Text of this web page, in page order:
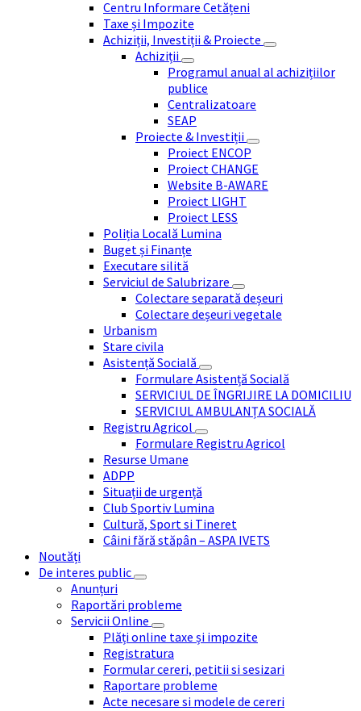
Centru Informare Cetățeni
Taxe și Impozite
Achiziții, Investiții & Proiecte
Achiziții
Programul anual al achizițiilor
publice
Centralizatoare
SEAP
Proiecte & Investiții
Proiect ENCOP
Proiect CHANGE
Website B-AWARE
Proiect LIGHT
Proiect LESS
Poliția Locală Lumina
Buget și Finanțe
Executare silită
Serviciul de Salubrizare
Colectare separată deșeuri
Colectare deșeuri vegetale
Urbanism
Stare civila
Asistență Socială
Formulare Asistență Socială
SERVICIUL DE ÎNGRIJIRE LA DOMICILIU
SERVICIUL AMBULANȚA SOCIALĂ
Registru Agricol
Formulare Registru Agricol
Resurse Umane
ADPP
Situații de urgență
Club Sportiv Lumina
Cultură, Sport si Tineret
Câini fără stăpân – ASPA IVETS
Noutăți
De interes public
Anunțuri
Raportări probleme
Servicii Online
Plăți online taxe și impozite
Registratura
Formular cereri, petitii si sesizari
Raportare probleme
Acte necesare si modele de cereri